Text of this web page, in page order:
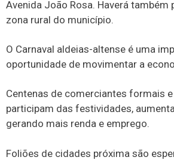
Avenida João Rosa. Haverá também
zona rural do município.
O Carnaval aldeias-altense é uma
oportunidade de movimentar a
Centenas de comerciantes formais
participam das festividades,
gerando mais renda e emprego.
Foliões de cidades próxima são